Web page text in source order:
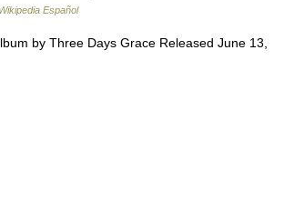
Wikipedia Español
by Three Days Grace Released June 13,